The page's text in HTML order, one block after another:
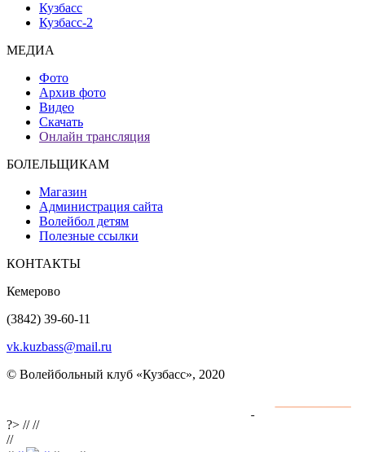
Кузбасс
Кузбасс-2
МЕДИА
Фото
Архив фото
Видео
Скачать
Онлайн трансляция
БОЛЕЛЬЩИКАМ
Магазин
Администрация сайта
Волейбол детям
Полезные ссылки
КОНТАКТЫ
Кемерово
(3842) 39-60-11
vk.kuzbass@mail.ru
© Волейбольный клуб «Кузбасс», 2020
?> ////
//